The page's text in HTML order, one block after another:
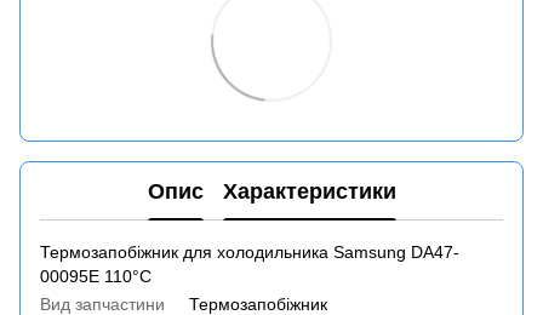
Опис Характеристики
Термозапобіжник для холодильника Samsung DA47-
00095E 110°C
Вид запчастини
Термозапобіжник